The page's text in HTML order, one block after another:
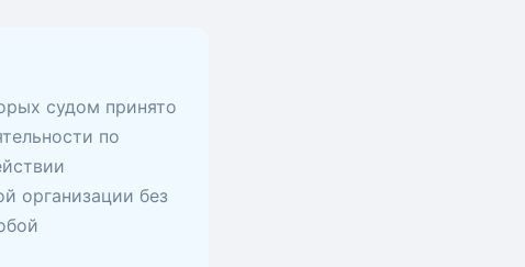
судом принято
по
организации без